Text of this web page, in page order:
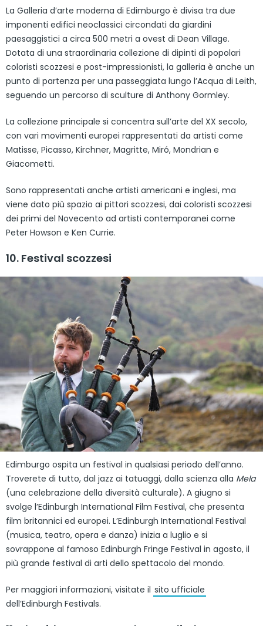
La Galleria d’arte moderna di Edimburgo è divisa tra due
imponenti edifici neoclassici circondati da giardini
paesaggistici a circa 500 metri a ovest di Dean Village.
Dotata di una straordinaria collezione di dipinti di popolari
coloristi scozzesi e post-impressionisti, la galleria è anche un
punto di partenza per una passeggiata lungo l’Acqua di Leith,
seguendo un percorso di sculture di Anthony Gormley.
La collezione principale si concentra sull’arte del XX secolo,
con vari movimenti europei rappresentati da artisti come
Matisse, Picasso, Kirchner, Magritte, Miró, Mondrian e
Giacometti.
Sono rappresentati anche artisti americani e inglesi, ma
viene dato più spazio ai pittori scozzesi, dai coloristi scozzesi
dei primi del Novecento ad artisti contemporanei come
Peter Howson e Ken Currie.
10. Festival scozzesi
Edimburgo ospita un festival in qualsiasi periodo dell’anno.
Troverete di tutto, dal jazz ai tatuaggi, dalla scienza alla Mela
(una celebrazione della diversità culturale). A giugno si
svolge l’Edinburgh International Film Festival, che presenta
film britannici ed europei. L’Edinburgh International Festival
(musica, teatro, opera e danza) inizia a luglio e si
sovrappone al famoso Edinburgh Fringe Festival in agosto, il
più grande festival di arti dello spettacolo del mondo.
Per maggiori informazioni, visitate il sito ufficiale
dell’Edinburgh Festivals.